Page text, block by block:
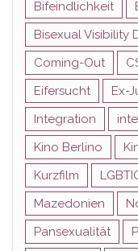
Bifeindlichkeit
Bisexual Visibility
Coming-Out
Eifersucht
Ex-
Integration
Kino Berlino
Kurzfilm
Mazedonien
Pansexualität